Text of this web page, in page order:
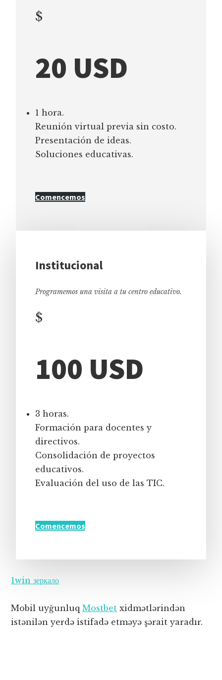
$
20 USD
1 hora.
Reunión virtual previa sin costo.
Presentación de ideas.
Soluciones educativas.
Comencemos
Institucional
Programemos una visita a tu centro educativo.
$
100 USD
3 horas.
Formación para docentes y
directivos.
Consolidación de proyectos
educativos.
Evaluación del uso de las TIC.
Comencemos
1win зеркало
Mobil uyğunluqMostbet xidmətlərindən
istənilən yerdə istifadə etməyə şərait yaradır.